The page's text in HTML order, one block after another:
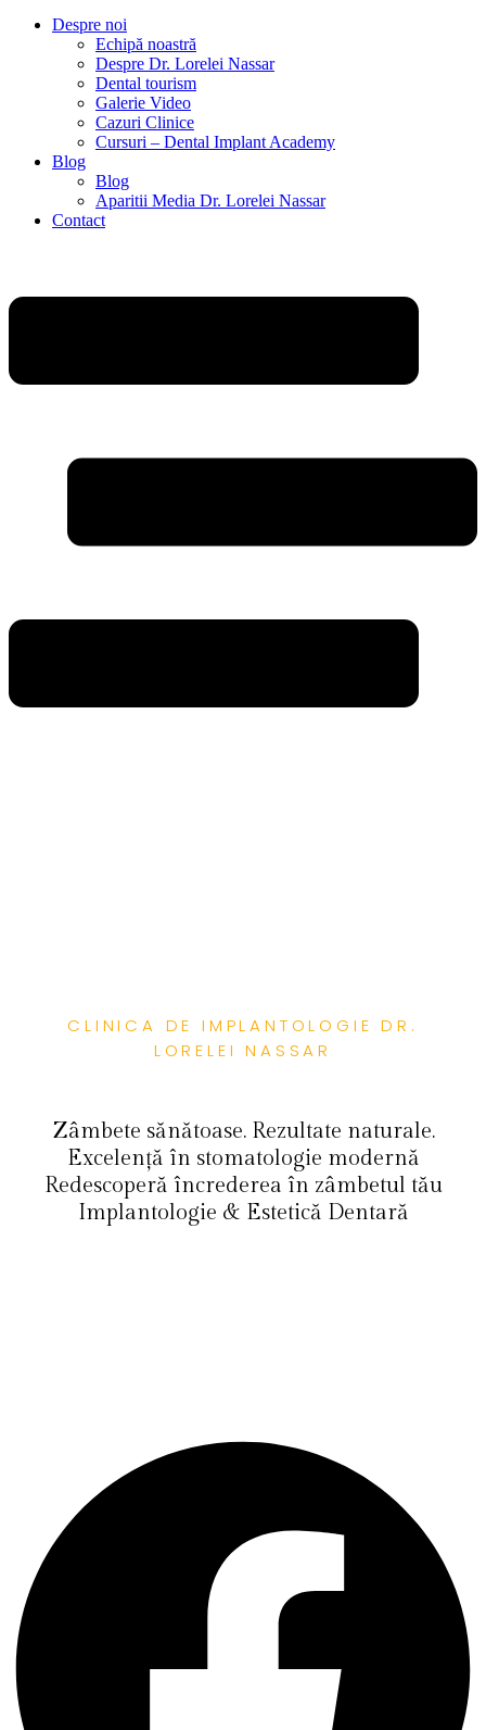
Despre noi
Echipă noastră
Despre Dr. Lorelei Nassar
Dental tourism
Galerie Video
Cazuri Clinice
Cursuri – Dental Implant Academy
Blog
Blog
Aparitii Media Dr. Lorelei Nassar
Contact
CLINICA DE IMPLANTOLOGIE DR.
LORELEI NASSAR
Zâmbete sănătoase. Rezultate naturale.
Excelență în stomatologie modernă
Redescoperă încrederea în zâmbetul tău
Implantologie & Estetică Dentară